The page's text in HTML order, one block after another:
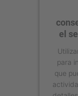
el
para
que